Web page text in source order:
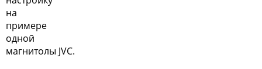
на
примере
одной
магнитолы JVC.